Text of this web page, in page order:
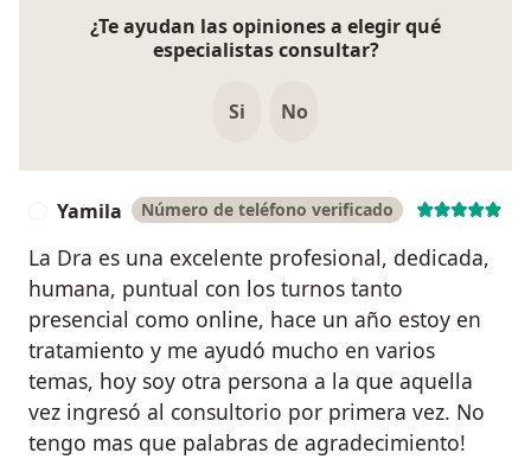
¿Te ayudan las opiniones a elegir qué
especialistas consultar?
Si No
Yamila Número de teléfono verificado
La Dra es una excelente profesional, dedicada,
humana, puntual con los turnos tanto
presencial como online, hace un año estoy en
tratamiento y me ayudó mucho en varios
temas, hoy soy otra persona a la que aquella
vez ingresó al consultorio por primera vez. No
tengo mas que palabras de agradecimiento!